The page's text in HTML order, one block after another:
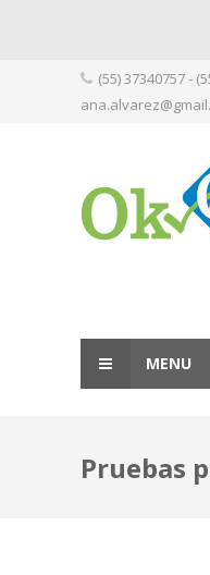
(55) 37340757 -
MENU
Pruebas